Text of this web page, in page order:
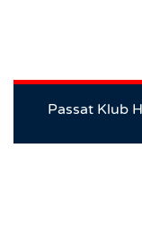
Passat Klub